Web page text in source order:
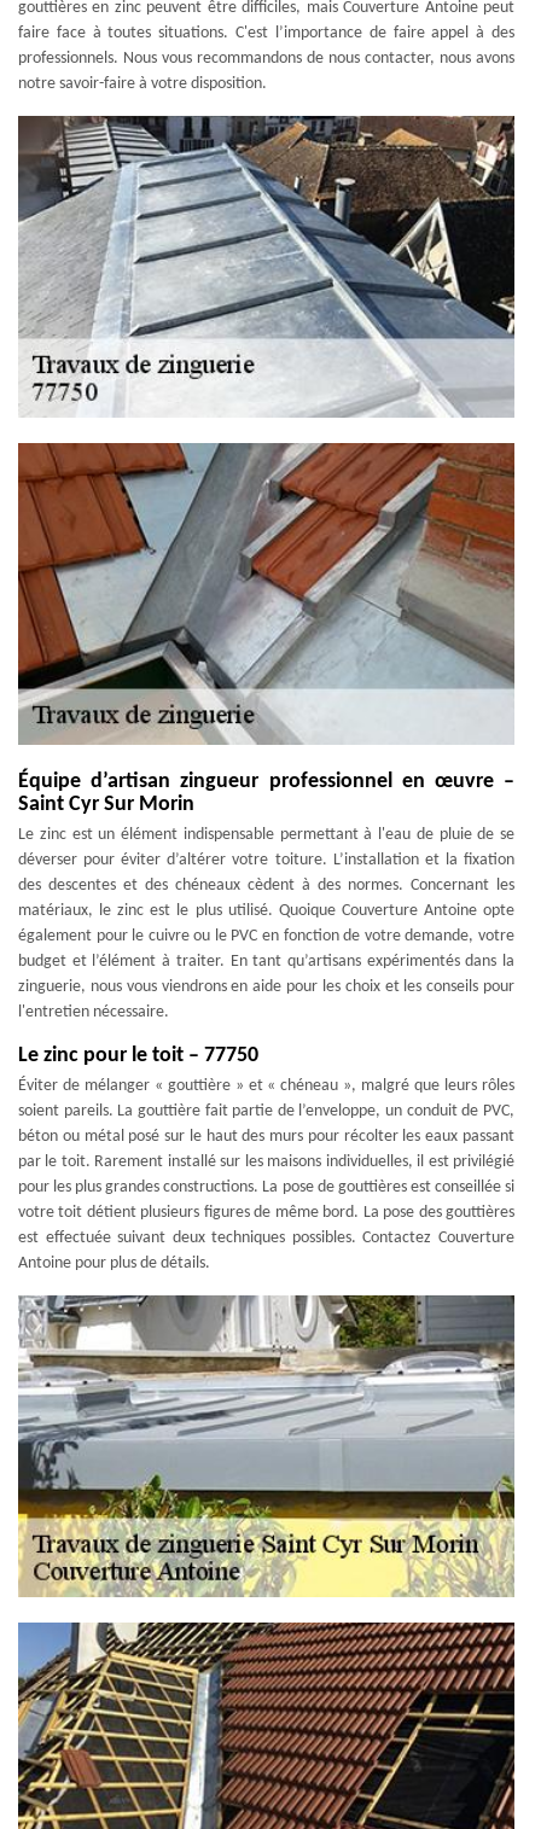
gouttières en zinc peuvent être difficiles, mais Couverture Antoine peut
faire face à toutes situations. C'est l’importance de faire appel à des
professionnels. Nous vous recommandons de nous contacter, nous avons
notre savoir-faire à votre disposition.
Équipe d’artisan zingueur professionnel en œuvre –
Saint Cyr Sur Morin
Le zinc est un élément indispensable permettant à l'eau de pluie de se
déverser pour éviter d’altérer votre toiture. L’installation et la fixation
des descentes et des chéneaux cèdent à des normes. Concernant les
matériaux, le zinc est le plus utilisé. Quoique Couverture Antoine opte
également pour le cuivre ou le PVC en fonction de votre demande, votre
budget et l’élément à traiter. En tant qu’artisans expérimentés dans la
zinguerie, nous vous viendrons en aide pour les choix et les conseils pour
l'entretien nécessaire.
Le zinc pour le toit – 77750
Éviter de mélanger « gouttière » et « chéneau », malgré que leurs rôles
soient pareils. La gouttière fait partie de l’enveloppe, un conduit de PVC,
béton ou métal posé sur le haut des murs pour récolter les eaux passant
par le toit. Rarement installé sur les maisons individuelles, il est privilégié
pour les plus grandes constructions. La pose de gouttières est conseillée si
votre toit détient plusieurs figures de même bord. La pose des gouttières
est effectuée suivant deux techniques possibles. Contactez Couverture
Antoine pour plus de détails.